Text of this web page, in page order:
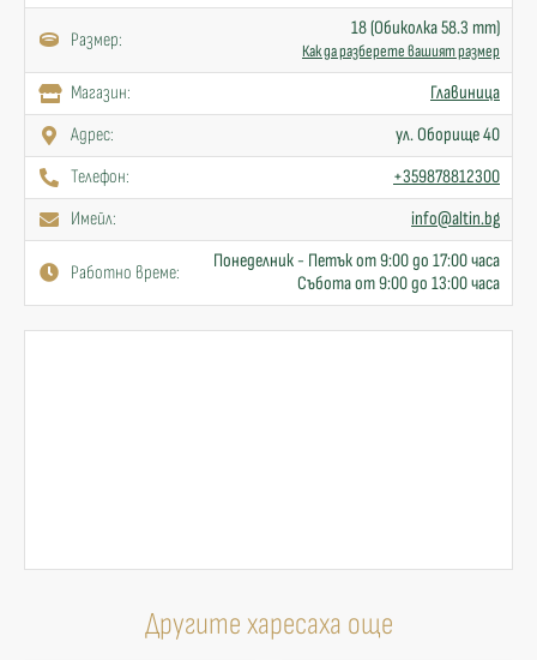
Размер: 18 (Обиколка 58.3 mm)
Как да разберете вашият размер
Mагазин:
Главиница
Адрес:
ул. Оборище 40
Телефон:
+359878812300
Имейл:
info@altin.bg
Работно време:
Понеделник - Петък от 9:00 до 17:00 часа
Събота от 9:00 до 13:00 часа
Другите харесаха още